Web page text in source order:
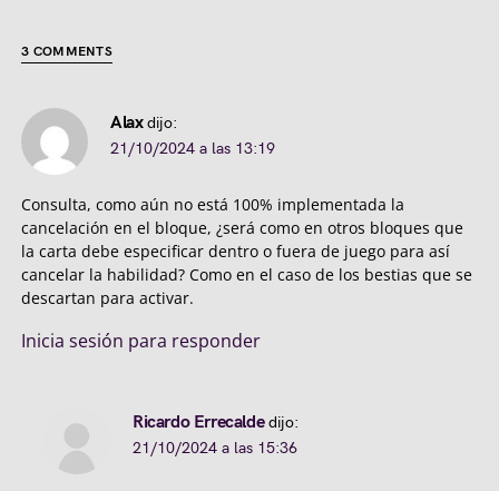
3 COMMENTS
Alax dijo:
21/10/2024 a las 13:19
Consulta, como aún no está 100% implementada la
cancelación en el bloque, ¿será como en otros bloques que
la carta debe especificar dentro o fuera de juego para así
cancelar la habilidad? Como en el caso de los bestias que se
descartan para activar.
Inicia sesión para responder
Ricardo Errecalde dijo:
21/10/2024 a las 15:36